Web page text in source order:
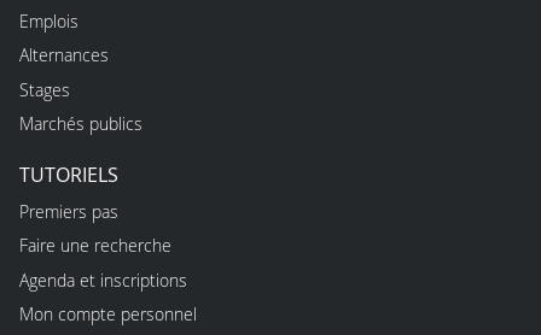
Emplois
Alternances
Stages
Marchés publics
TUTORIELS
Premiers pas
Faire une recherche
Agenda et inscriptions
Mon compte personnel